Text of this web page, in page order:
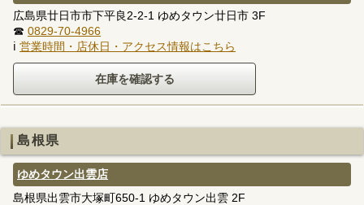
広島県廿日市市下平良2-2-1 ゆめタウン廿日市 3F
☎ 0829-70-4966
ℹ 営業時間・店休日・アクセス情報はこちら
島根県
ゆめタウン出雲店
島根県出雲市大塚町650-1 ゆめタウン出雲 2F